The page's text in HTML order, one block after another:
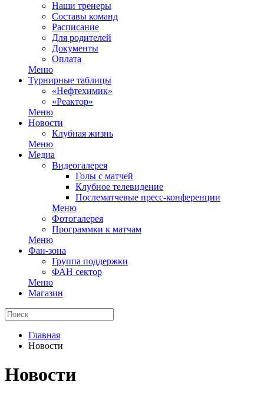
Наши тренеры
Составы команд
Расписание
Для родителей
Документы
Оплата
Меню
Турнирные таблицы
«Нефтехимик»
«Реактор»
Меню
Новости
Клубная жизнь
Меню
Медиа
Видеогалерея
Голы с матчей
Клубное телевидение
Послематчевые пресс-конференции
Меню
Фотогалерея
Программки к матчам
Меню
Фан-зона
Группа поддержки
ФАН сектор
Меню
Магазин
Главная
Новости
Новости